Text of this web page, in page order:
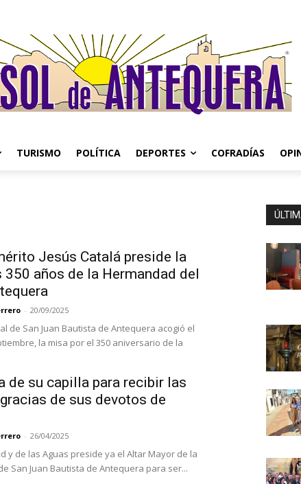
TURISMO POLÍTICA DEPORTES COFRADÍAS
Jesús Catalá preside la
años de la Hermandad del
- 20/09/2025
de San Juan Bautista de Antequera acogió el
la misa por el 350 aniversario de la
de su capilla para recibir las
de sus devotos de
- 26/04/2025
y de las Aguas preside ya el Altar Mayor de la
San Juan Bautista de Antequera para ser...